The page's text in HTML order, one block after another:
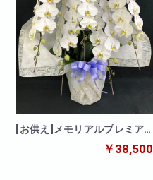
[お供え]メモリアルプレミア
￥38,500